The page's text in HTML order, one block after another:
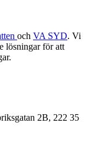
och VA SYD. Vi
lösningar för att
2B, 222 35